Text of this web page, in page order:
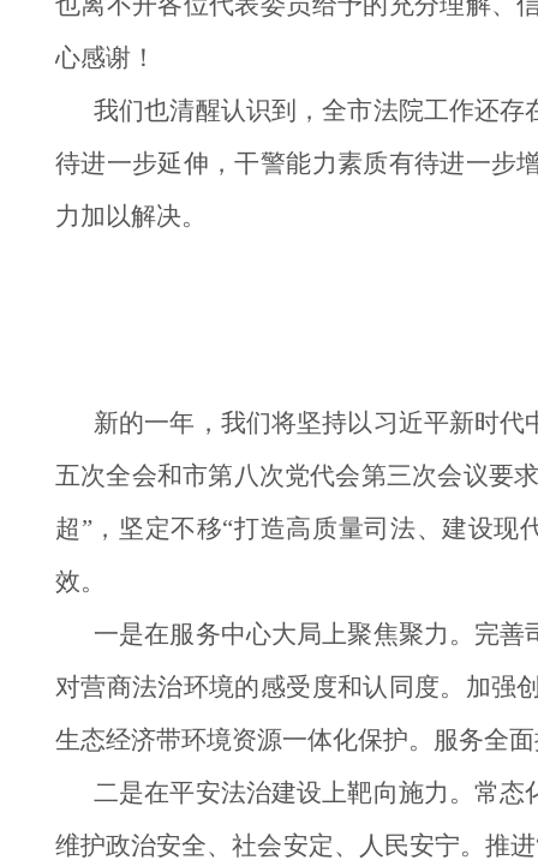
心感谢！
我们也清醒认识到，全市法院工作还
待进一步延伸，干警能力素质有待进一步
力加以解决。
新的一年，我们将坚持以习近平新时
五次全会和市第八次党代会第三次会议要
超”，坚定不移“打造高质量司法、建设
效。
一是在服务中心大局上聚焦聚力。完
对营商法治环境的感受度和认同度。加强
生态经济带环境资源一体化保护。服务全
二是在平安法治建设上靶向施力。常
维护政治安全、社会安定、人民安宁。推